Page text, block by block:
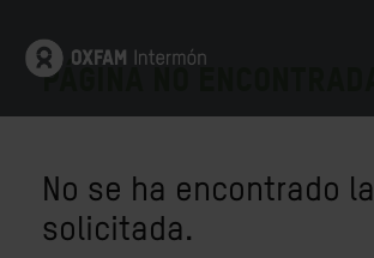
PÁGINA NO
No se ha encontrado
solicitada.